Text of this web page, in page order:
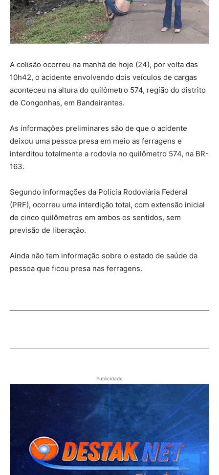
A colisão ocorreu na manhã de hoje (24), por volta das
10h42, o acidente envolvendo dois veículos de cargas
aconteceu na altura do quilômetro 574, região do distrito
de Congonhas, em Bandeirantes.
As informações preliminares são de que o acidente
deixou uma pessoa presa em meio as ferragens e
interditou totalmente a rodovia no quilômetro 574, na BR-
163.
Segundo informações da Polícia Rodoviária Federal
(PRF), ocorreu uma interdição total, com extensão inicial
de cinco quilômetros em ambos os sentidos, sem
previsão de liberação.
Ainda não tem informação sobre o estado de saúde da
pessoa que ficou presa nas ferragens.
Publicidade